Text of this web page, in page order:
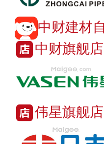
中财建材
中财旗舰店
伟星旗舰店